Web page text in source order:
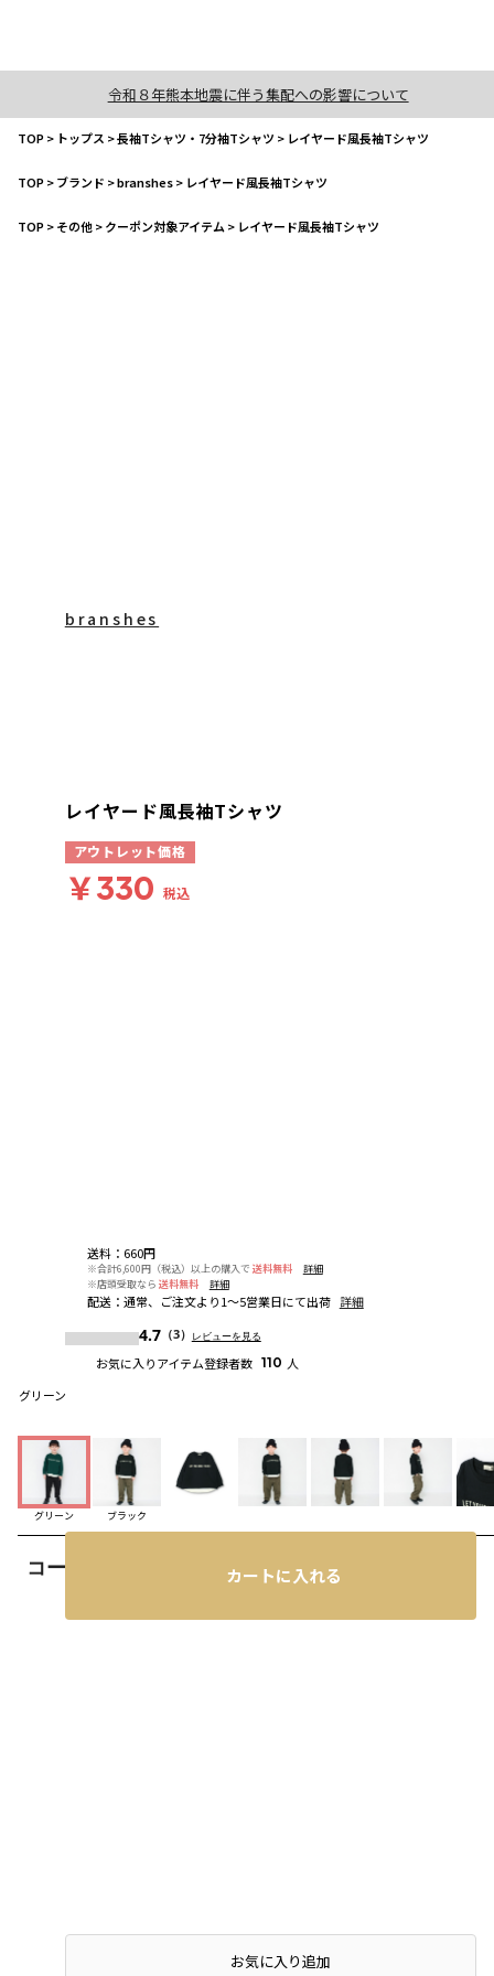
令和８年熊本地震に伴う集配への影響について
TOP> トップス >長袖Tシャツ・7分袖Tシャツ > レイヤード風長袖Tシャツ
TOP>ブランド >branshes> レイヤード風長袖Tシャツ
TOP>その他>クーポン対象アイテム > レイヤード風長袖Tシャツ
グリーン
グリーン ブラック
コーディネート
送料： 660円
※合計6,600円（税込）以上の購入で 送料無料
詳細
※店頭受取なら 送料無料 詳細
配送： 通常、ご注文より1～5営業日にて出荷 詳細
4.7（3） レビューを見る
お気に入りアイテム登録者数 110 人
branshes
レイヤード風長袖Tシャツ
アウトレット価格
￥330 税込
カートに入れる
お気に入り追加